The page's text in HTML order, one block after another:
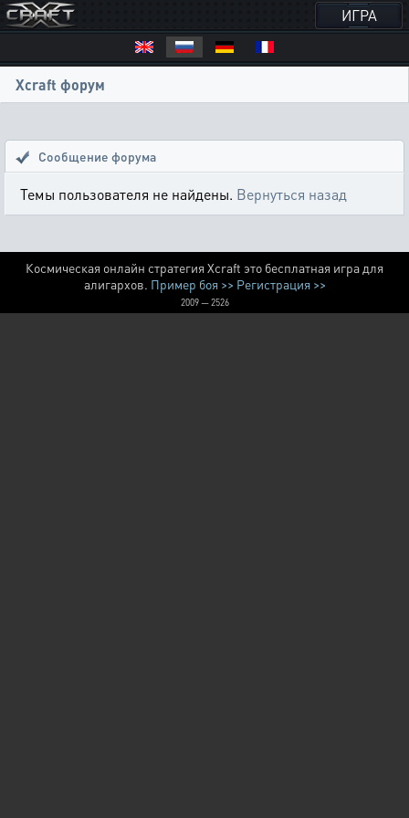
ИГРА
Xcraft форум
Сообщение форума
Темы пользователя не найдены. Вернуться назад
Космическая онлайн стратегия Xcraft это бесплатная игра для
алигархов. Пример боя >> Регистрация >>
2009 — 2526